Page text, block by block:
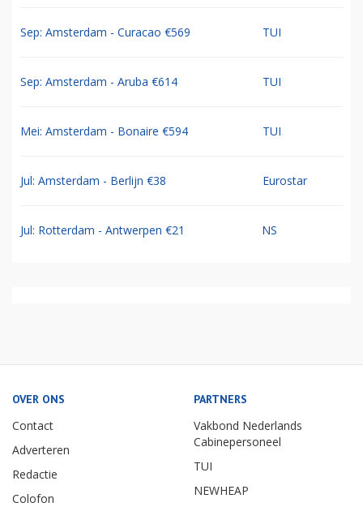
Sep: Amsterdam - Curacao €569 TUI
Sep: Amsterdam - Aruba €614 TUI
Mei: Amsterdam - Bonaire €594 TUI
Jul: Amsterdam - Berlijn €38 Eurostar
Jul: Rotterdam - Antwerpen €21 NS
OVER ONS
Contact
Adverteren
Redactie
Colofon
PARTNERS
Vakbond Nederlands
Cabinepersoneel
TUI
NEWHEAP